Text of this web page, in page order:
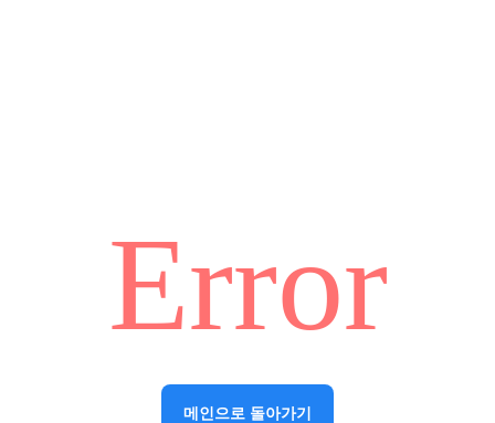
Error
메인으로 돌아가기